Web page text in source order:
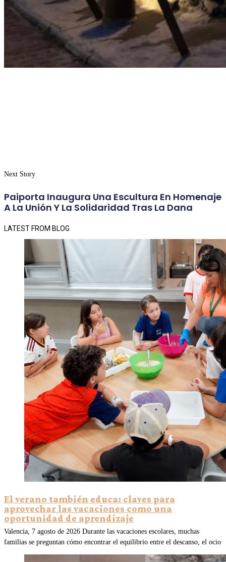
Next Story
Paiporta Inaugura Una Escultura En Homenaje
A La Unión Y La Solidaridad Tras La Dana
LATEST FROM BLOG
El verano también educa: claves para
aprovechar las vacaciones como una
oportunidad de aprendizaje
Valencia, 7 agosto de 2026 Durante las vacaciones escolares, muchas
familias se preguntan cómo encontrar el equilibrio entre el descanso, el ocio